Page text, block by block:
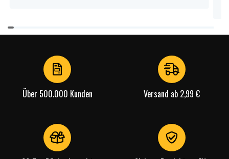
Item
1
Über 500.000 Kunden Versand ab 2,99 €